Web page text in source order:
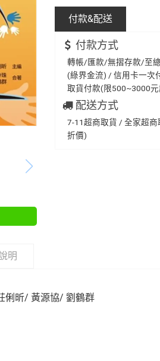
付款&配送
付款方式
轉帳/匯款/無摺存款/至
(綠界金流) / 信用卡一次
取貨付款(限500~3000
配送方式
7-11超商取貨 / 全家超
折價)
明
俐昕/ 黃源協/ 劉鶴群